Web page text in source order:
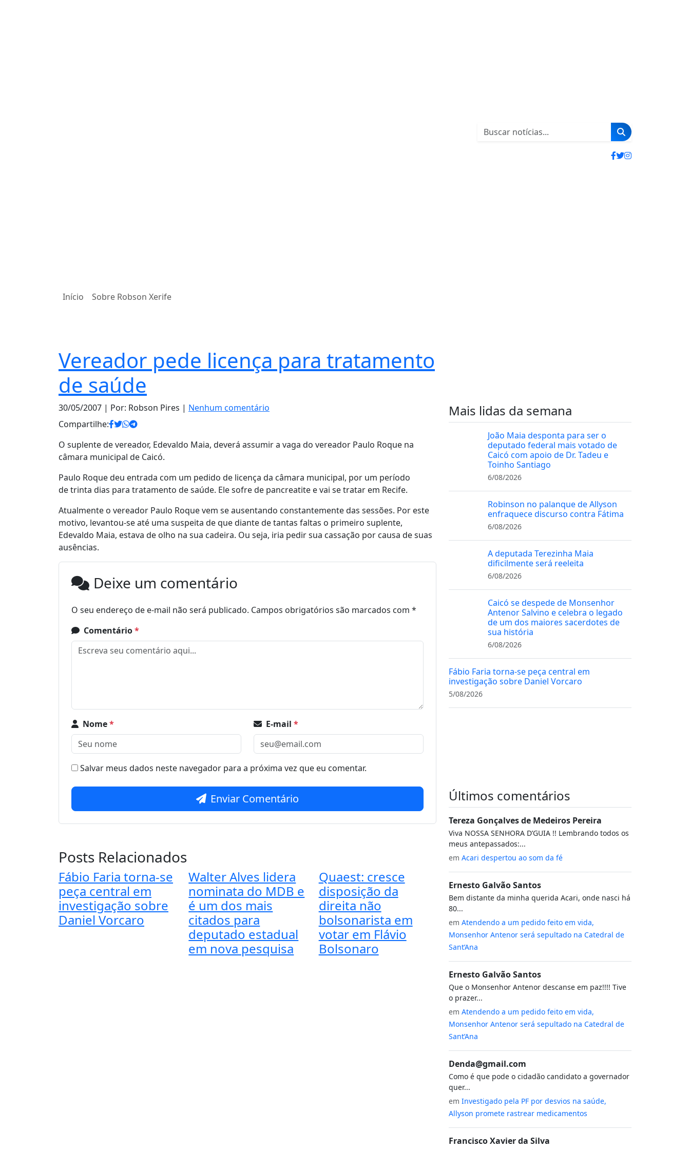
Início Sobre Robson Xerife
Vereador pede licença para tratamento
de saúde
30/05/2007 | Por: Robson Pires | Nenhum comentário
Compartilhe:
O suplente de vereador, Edevaldo Maia, deverá assumir a vaga do vereador Paulo Roque na
câmara municipal de Caicó.
Paulo Roque deu entrada com um pedido de licença da câmara municipal, por um período
de trinta dias para tratamento de saúde. Ele sofre de pancreatite e vai se tratar em Recife.
Atualmente o vereador Paulo Roque vem se ausentando constantemente das sessões. Por este
motivo, levantou-se até uma suspeita de que diante de tantas faltas o primeiro suplente,
Edevaldo Maia, estava de olho na sua cadeira. Ou seja, iria pedir sua cassação por causa de suas
ausências.
Deixe um comentário
O seu endereço de e-mail não será publicado. Campos obrigatórios são marcados com *
Comentário*
Nome* E-mail *
Salvar meus dados neste navegador para a próxima vez que eu comentar.
Enviar Comentário
Posts Relacionados
Fábio Faria torna-se
peça central em
investigação sobre
Daniel Vorcaro
Walter Alves lidera
nominata do MDB e
é um dos mais
citados para
deputado estadual
em nova pesquisa
Quaest: cresce
disposição da
direita não
bolsonarista em
votar em Flávio
Bolsonaro
Mais lidas da semana
João Maia desponta para ser o
deputado federal mais votado de
Caicó com apoio de Dr. Tadeu e
Toinho Santiago
6/08/2026
Robinson no palanque de Allyson
enfraquece discurso contra Fátima
6/08/2026
A deputada Terezinha Maia
dificilmente será reeleita
6/08/2026
Caicó se despede de Monsenhor
Antenor Salvino e celebra o legado
de um dos maiores sacerdotes de
sua história
6/08/2026
Fábio Faria torna-se peça central em
investigação sobre Daniel Vorcaro
5/08/2026
Últimos comentários
Tereza Gonçalves de Medeiros Pereira
Viva NOSSA SENHORA D’GUIA !! Lembrando todos os
meus antepassados:...
em Acari despertou ao som da fé
Ernesto Galvão Santos
Bem distante da minha querida Acari, onde nasci há
80...
em Atendendo a um pedido feito em vida,
Monsenhor Antenor será sepultado na Catedral de
Sant’Ana
Ernesto Galvão Santos
Que o Monsenhor Antenor descanse em paz!!!! Tive
o prazer...
em Atendendo a um pedido feito em vida,
Monsenhor Antenor será sepultado na Catedral de
Sant’Ana
Denda@gmail.com
Como é que pode o cidadão candidato a governador
quer...
em Investigado pela PF por desvios na saúde,
Allyson promete rastrear medicamentos
Francisco Xavier da Silva